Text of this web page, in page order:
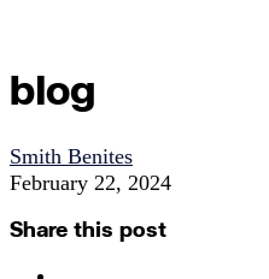
blog
Smith Benites
February 22, 2024
Share this post